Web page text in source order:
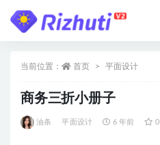
当前位置： 首页 平面设计
商务三折小册子
油条 平面设计 6 年前 0